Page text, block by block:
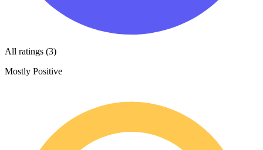
All ratings (3)
Mostly Positive